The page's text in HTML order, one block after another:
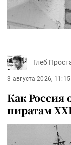
Глеб
3 августа 2026, 11:15
Как Россия
пиратам